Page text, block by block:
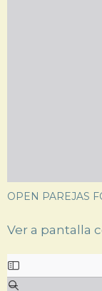
OPEN PAREJAS
Ver a pantalla